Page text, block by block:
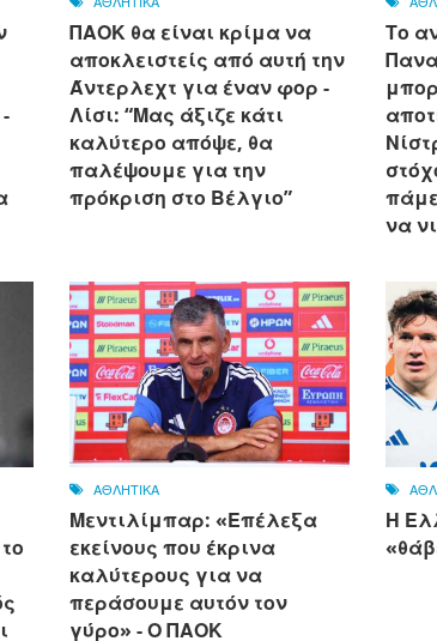
ΠΑΟΚ θα είναι κρίμα να
αποκλειστείς από αυτή την
Άντερλεχτ για έναν φορ - ​​
Λίσι: “Μας άξιζε κάτι
καλύτερο απόψε, θα
παλέψουμε για την
πρόκριση στο Βέλγιο”
Το
να
ΑΘΛΗΤΙΚΑ
Μεντιλίμπαρ: «Επέλεξα
εκείνους που έκρινα
καλύτερους για να
περάσουμε αυτόν τον
γύρο» - Ο ΠΑΟΚ
Η